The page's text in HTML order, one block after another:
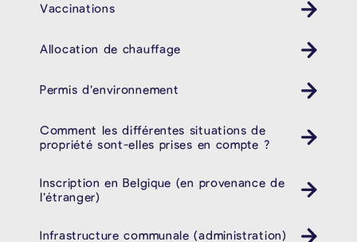
Vaccinations
Allocation de chauffage
Permis d’environnement
Comment les différentes situations de
propriété sont-elles prises en compte ?
Inscription en Belgique (en provenance de
l’étranger)
Infrastructure communale (administration)